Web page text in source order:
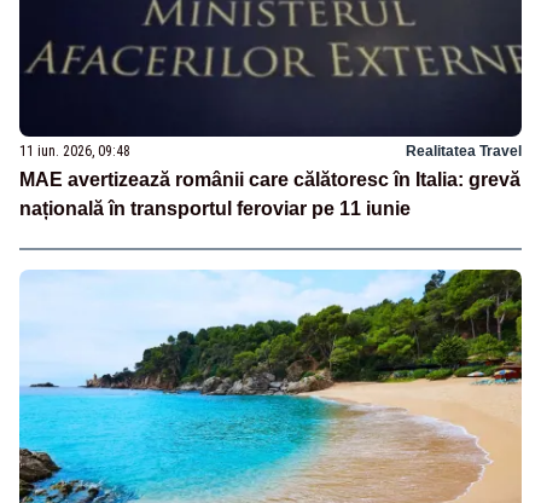
11 iun. 2026, 09:48 Realitatea Travel
MAE avertizează românii care călătoresc în Italia: grevă
națională în transportul feroviar pe 11 iunie